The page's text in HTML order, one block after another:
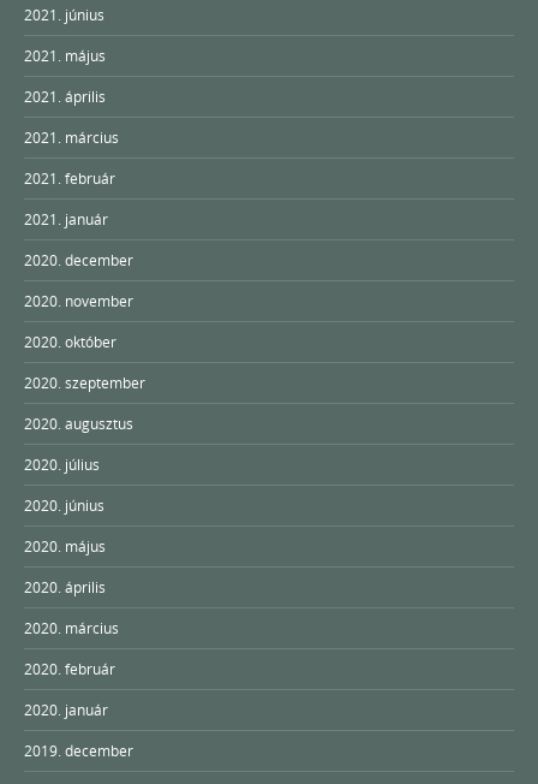
2021. június
2021. május
2021. április
2021. március
2021. február
2021. január
2020. december
2020. november
2020. október
2020. szeptember
2020. augusztus
2020. július
2020. június
2020. május
2020. április
2020. március
2020. február
2020. január
2019. december